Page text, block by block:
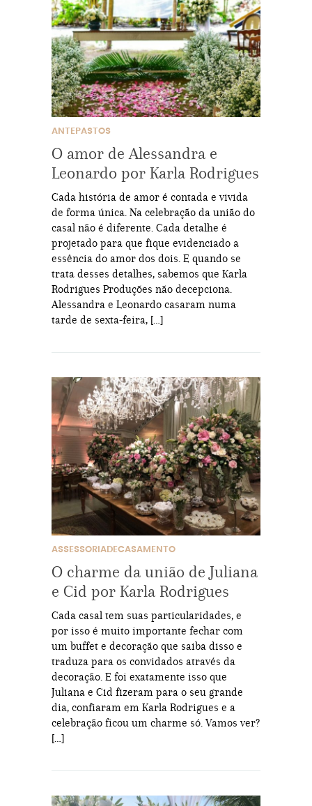
ANTEPASTOS
O amor de Alessandra e
Leonardo por Karla Rodrigues
Cada história de amor é contada e vivida
de forma única. Na celebração da união do
casal não é diferente. Cada detalhe é
projetado para que fique evidenciado a
essência do amor dos dois. E quando se
trata desses detalhes, sabemos que Karla
Rodrigues Produções não decepciona.
Alessandra e Leonardo casaram numa
tarde de sexta-feira, […]
ASSESSORIADECASAMENTO
O charme da união de Juliana
e Cid por Karla Rodrigues
Cada casal tem suas particularidades, e
por isso é muito importante fechar com
um buffet e decoração que saiba disso e
traduza para os convidados através da
decoração. E foi exatamente isso que
Juliana e Cid fizeram para o seu grande
dia, confiaram em Karla Rodrigues e a
celebração ficou um charme só. Vamos ver?
[…]